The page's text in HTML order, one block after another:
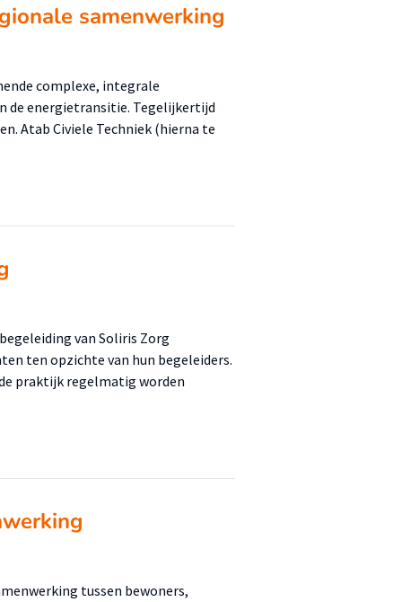
samenwerking
complexe, integrale
de energietransitie. Tegelijkertijd
Atab Civiele Techniek (hierna te
van Soliris Zorg
ten opzichte van hun begeleiders.
praktijk regelmatig worden
tussen bewoners,